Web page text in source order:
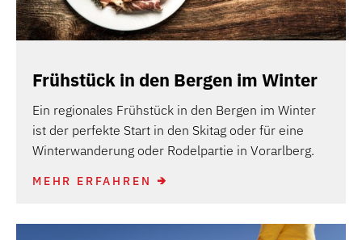
Frühstück in den Bergen im Winter
Ein regionales Frühstück in den Bergen im Winter
ist der perfekte Start in den Skitag oder für eine
Winterwanderung oder Rodelpartie in Vorarlberg.
MEHR ERFAHREN